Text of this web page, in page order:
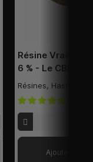
Résine Vrac
6 % - Le CBD
Résines, Hash,
Ajouter